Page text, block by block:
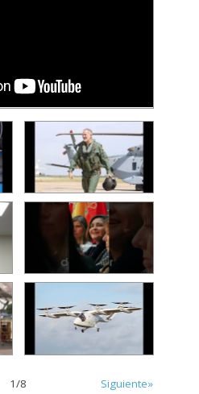
1/8
Siguiente»